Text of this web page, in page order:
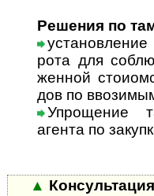
Решения по
ро­та для
жен­ной
дов по
Упрощение
аген­та по
▲